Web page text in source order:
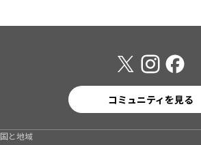
コミュニティを見る
国と地域